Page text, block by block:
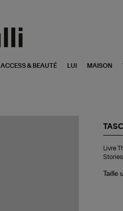
ACCESS & BEAUTÉ LUI MAISON
The
A
Livre
Taille